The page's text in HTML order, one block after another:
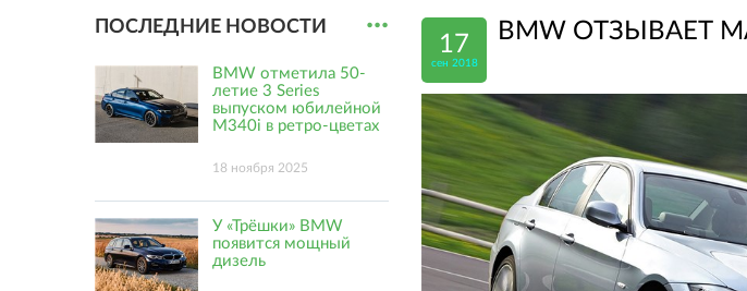
17
сен 2018
BMW ОТЗЫВАЕТ
ПОСЛЕДНИЕ НОВОСТИ ...
BMW отметила 50-
летие 3 Series
выпуском юбилейной
M340i в ретро-цветах
18 ноября 2025
У «Трёшки» BMW
появится мощный
дизель